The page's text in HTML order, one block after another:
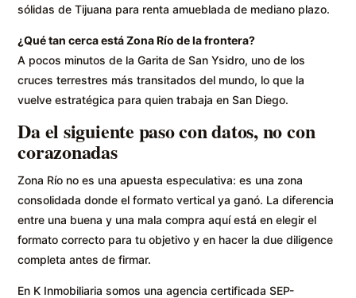
sólidas de Tijuana para renta amueblada de mediano plazo.
¿Qué tan cerca está Zona Río de la frontera?
A pocos minutos de la Garita de San Ysidro, uno de los
cruces terrestres más transitados del mundo, lo que la
vuelve estratégica para quien trabaja en San Diego.
Da el siguiente paso con datos, no con
corazonadas
Zona Río no es una apuesta especulativa: es una zona
consolidada donde el formato vertical ya ganó. La diferencia
entre una buena y una mala compra aquí está en elegir el
formato correcto para tu objetivo y en hacer la due diligence
completa antes de firmar.
En K Inmobiliaria somos una agencia certificada SEP-